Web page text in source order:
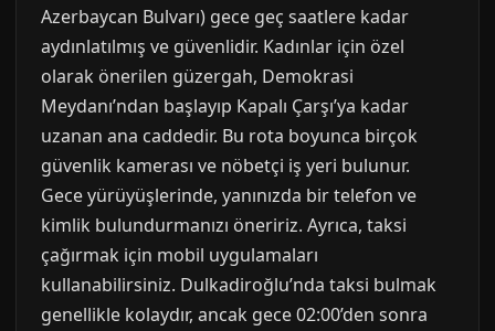
Azerbaycan Bulvarı) gece geç saatlere kadar
aydınlatılmış ve güvenlidir. Kadınlar için özel
olarak önerilen güzergah, Demokrasi
Meydanı’ndan başlayıp Kapalı Çarşı’ya kadar
uzanan ana caddedir. Bu rota boyunca birçok
güvenlik kamerası ve nöbetçi iş yeri bulunur.
Gece yürüyüşlerinde, yanınızda bir telefon ve
kimlik bulundurmanızı öneririz. Ayrıca, taksi
çağırmak için mobil uygulamaları
kullanabilirsiniz. Dulkadiroğlu’nda taksi bulmak
genellikle kolaydır, ancak gece 02:00’den sonra